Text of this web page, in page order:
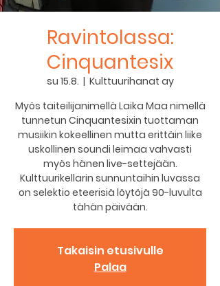
Ravintolassa:
Cinquantesix
su 15.8.
  |
Kulttuurihanat ay
Myös taiteilijanimellä Laika Maa nimellä
tunnetun Cinquantesixin tuottaman
musiikin kokeellinen mutta erittäin liike
uskollinen soundi leimaa vahvasti
myös hänen live-settejään.
Kulttuurikellarin sunnuntaihin luvassa
on selektio eteerisiä löytöjä 90-luvulta
tähän päivään.
Takaisin etusivulle
Palaa